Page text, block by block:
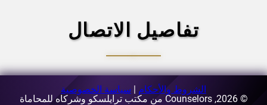
تفاصيل الاتصال
البريد الإلكتروني: [email protected]
الشروط والأحكام | سياسة الخصوصية
© 2026, Counselors من مكتب ترايلسكو وشركاه للمحاماة